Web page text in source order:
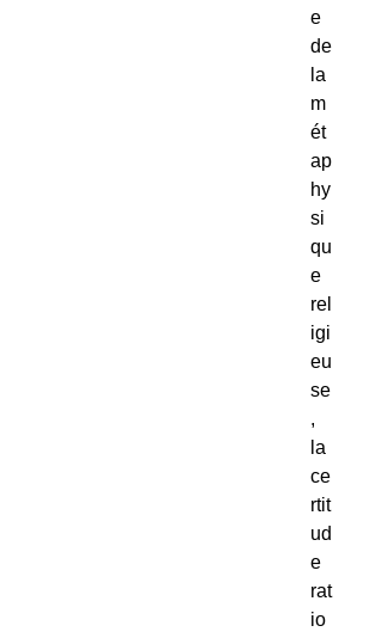
e
de
la
m
ét
ap
hy
si
qu
e
rel
igi
eu
se
,
la
ce
rtit
ud
e
rat
io